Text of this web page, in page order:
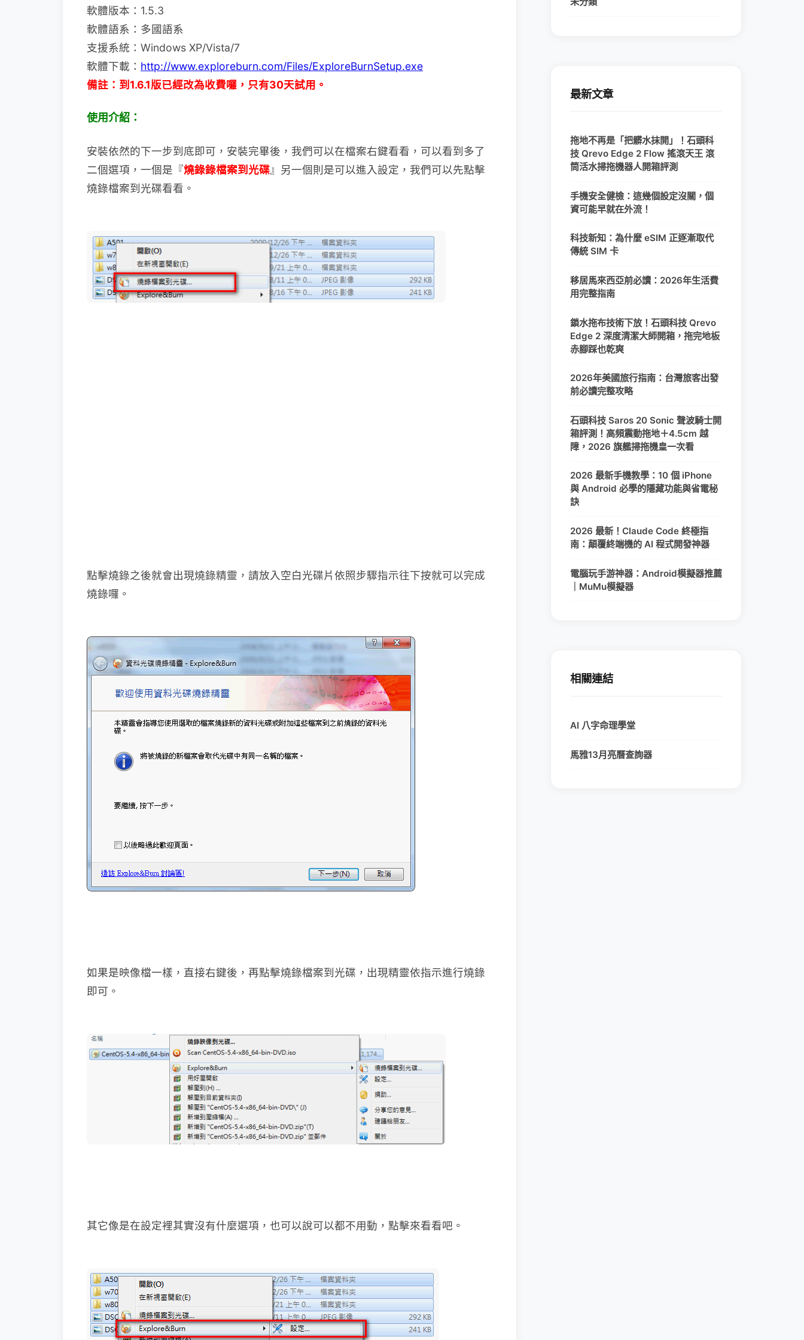
軟體版本：1.5.3
軟體語系：多國語系
支援系統：Windows XP/Vista/7
軟體下載： http://www.exploreburn.com/Files/ExploreBurnSetup.exe
備註：到1.6.1版已經改為收費囉，只有30天試用。
使用介紹：
安裝依然的下一步到底即可，安裝完畢後，我們可以在檔案右鍵看看，可以看到多了
二個選項，一個是『燒錄錄檔案到光碟』另一個則是可以進入設定，我們可以先點擊
燒錄檔案到光碟看看。
點擊燒錄之後就會出現燒錄精靈，請放入空白光碟片依照步驟指示往下按就可以完成
燒錄囉。
如果是映像檔一樣，直接右鍵後，再點擊燒錄檔案到光碟，出現精靈依指示進行燒錄
即可。
其它像是在設定裡其實沒有什麼選項，也可以說可以都不用動，點擊來看看吧。
最新文章
拖地不再是「把髒水抹開」！石頭科
技 Qrevo Edge 2 Flow 搖滾天王 滾
筒活水掃拖機器人開箱評測
手機安全健檢：這幾個設定沒關，個
資可能早就在外流！
科技新知：為什麼 eSIM 正逐漸取代
傳統 SIM 卡
移居馬來西亞前必讀：2026年生活費
用完整指南
鎖水拖布技術下放！石頭科技 Qrevo
Edge 2 深度清潔大師開箱，拖完地板
赤腳踩也乾爽
2026年美國旅行指南：台灣旅客出發
前必讀完整攻略
石頭科技 Saros 20 Sonic 聲波騎士開
箱評測！高頻震動拖地＋4.5cm 越
障，2026 旗艦掃拖機皇一次看
2026 最新手機教學：10 個 iPhone
與 Android 必學的隱藏功能與省電秘
訣
2026 最新！Claude Code 終極指
南：顛覆終端機的 AI 程式開發神器
電腦玩手游神器：Android模擬器推薦
｜MuMu模擬器
相關連結
AI 八字命理學堂
馬雅13月亮曆查詢器